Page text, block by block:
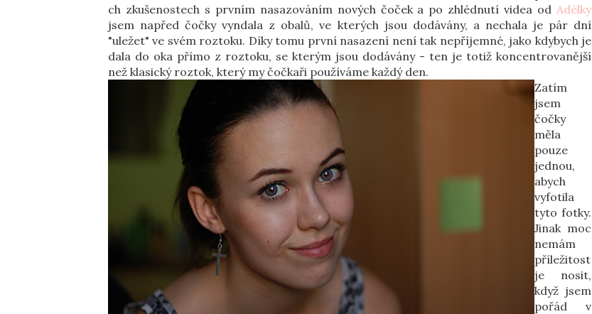
ch zkušenostech s prvním nasazováním nových čoček a po zhlédnutí videa od Adélky
jsem napřed čočky vyndala z obalů, ve kterých jsou dodávány, a nechala je pár dní
"uležet" ve svém roztoku. Díky tomu první nasazení není tak nepříjemné, jako kdybych je
dala do oka přímo z roztoku, se kterým jsou dodávány - ten je totiž koncentrovanější
než klasický roztok, který my čočkaři používáme každý den.
Zatím
jsem
čočky
měla
pouze
jednou,
abych
vyfotila
tyto fotky.
Jinak moc
nemám
příležitost
je nosit,
když jsem
pořád v